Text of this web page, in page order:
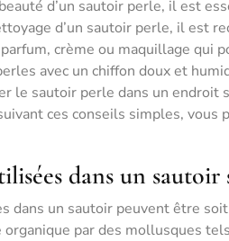
d’un sautoir perle, il est
d’un sautoir perle, il est
crème ou maquillage qui
avec un chiffon doux et
le sautoir perle dans un endroit
ces conseils simples,
dans un
dans un sautoir peuvent être
organique par des mollusques